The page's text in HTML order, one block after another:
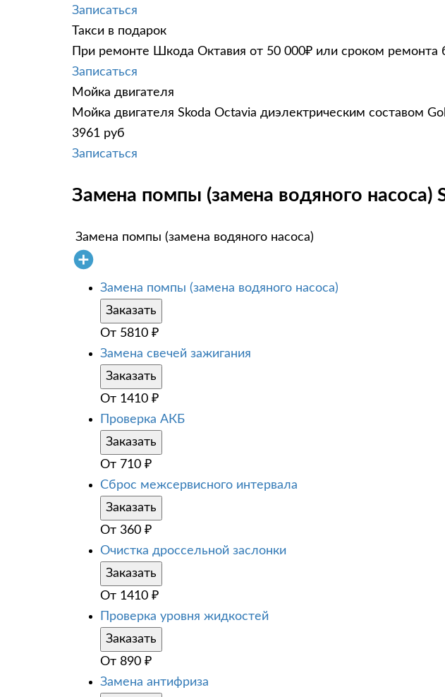
Записаться
Такси в подарок
При ремонте Шкода Октавия от 50 000₽ или сроком ремонта
Записаться
Мойка двигателя
Мойка двигателя Skoda Octavia диэлектрическим составом
3961 руб
Записаться
Замена помпы (замена водяного насоса)
Замена помпы (замена водяного насоса)
Замена помпы (замена водяного насоса)
Заказать
От 5810 ₽
Замена свечей зажигания
Заказать
От 1410 ₽
Проверка АКБ
Заказать
От 710 ₽
Сброс межсервисного интервала
Заказать
От 360 ₽
Очистка дроссельной заслонки
Заказать
От 1410 ₽
Проверка уровня жидкостей
Заказать
От 890 ₽
Замена антифриза